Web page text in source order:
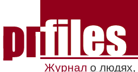
Журнал о людях,